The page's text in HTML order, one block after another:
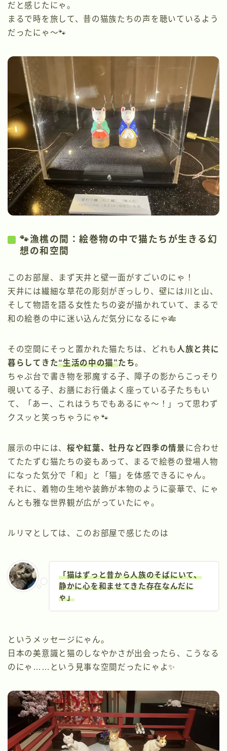
だと感じたにゃ。
まるで時を旅して、昔の猫族たちの声を聴いているよう
だったにゃ〜🐾
🐾漁樵の間：絵巻物の中で猫たちが生きる幻
想の和空間
このお部屋、まず天井と壁一面がすごいのにゃ！
天井には繊細な草花の彫刻がぎっしり、壁には川と山、
そして物語を語る女性たちの姿が描かれていて、まるで
和の絵巻の中に迷い込んだ気分になるにゃ🎋
その空間にそっと置かれた猫たちは、どれも 人族と共に
暮らしてきた“生活の中の猫”たち。
ちゃぶ台で書き物を邪魔する子、障子の影からこっそり
覗いてる子、お膳にお行儀よく座っている子たちもい
て、「あー、これはうちでもあるにゃ〜！」って思わず
クスッと笑っちゃうにゃ🐾
展示の中には、 桜や紅葉、牡丹など四季の情景 に合わせ
てたたずむ猫たちの姿もあって、まるで絵巻の登場人物
になった気分で「和」と「猫」を体感できるにゃん。
それに、着物の生地や装飾が本物のように豪華で、にゃ
んとも雅な世界観が広がっていたにゃ。
ルリマとしては、このお部屋で感じたのは
「猫はずっと昔から人族のそばにいて、
静かに心を和ませてきた存在なんだに
ゃ」
というメッセージにゃん。
日本の美意識と猫のしなやかさが出会ったら、こうなる
のにゃ……という見事な空間だったにゃよ✨